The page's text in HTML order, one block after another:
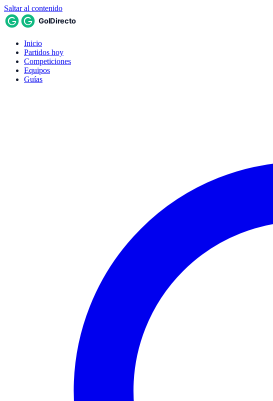
Saltar al contenido
Inicio
Partidos hoy
Competiciones
Equipos
Guías